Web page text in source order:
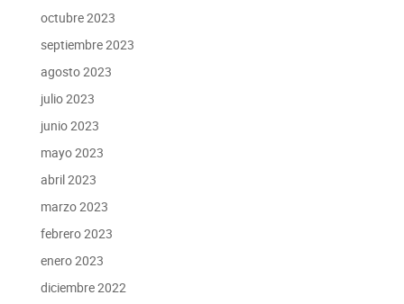
octubre 2023
septiembre 2023
agosto 2023
julio 2023
junio 2023
mayo 2023
abril 2023
marzo 2023
febrero 2023
enero 2023
diciembre 2022